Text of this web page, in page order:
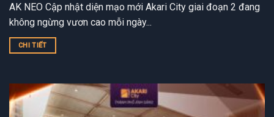
AK NEO Cập nhật diện mạo mới Akari City giai đoạn 2 đang
không ngừng vươn cao mỗi ngày...
CHI TIẾT